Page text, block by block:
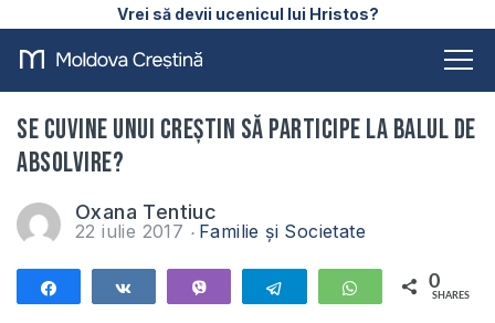
Vrei să devii ucenicul lui Hristos?
Se cuvine unui creștin să participe la balul de
absolvire?
Oxana Tentiuc
22 iulie 2017 Familie și Societate
Telegram WhatsApp
0
SHARES